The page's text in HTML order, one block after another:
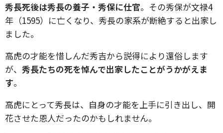
秀長死後は秀長の養子・秀保に仕官。その秀保が文禄4
年（1595）に亡くなり、秀長の家系が断絶すると出家し
ました。
高虎の才能を惜しんだ秀吉から説得により還俗します
が、 秀長たちの死を悼んで出家したことがうかがえま
す。
高虎にとって秀長は、自身の才能を上手に引き出し、開
花させた恩人だったのかもしれません。